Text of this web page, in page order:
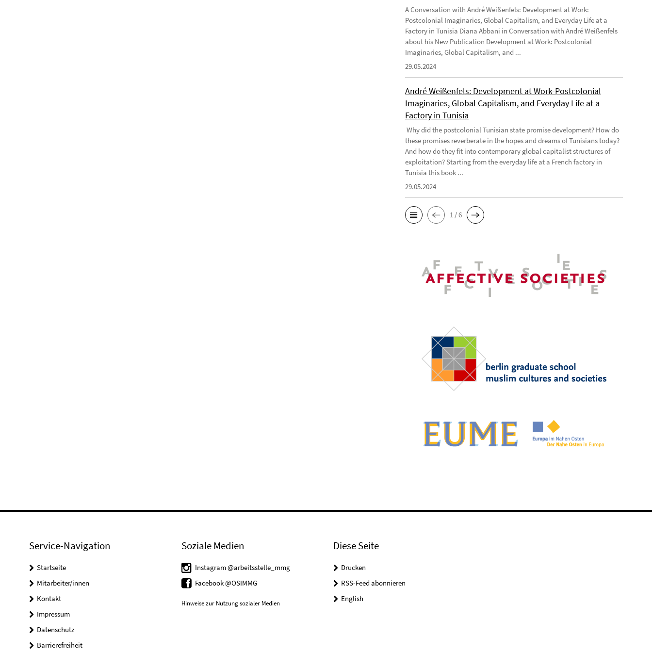
A Conversation with André Weißenfels: Development at Work:
Postcolonial Imaginaries, Global Capitalism, and Everyday Life at a
Factory in Tunisia Diana Abbani in Conversation with André Weißenfels
about his New Publication Development at Work: Postcolonial
Imaginaries, Global Capitalism, and ...
29.05.2024
André Weißenfels: Development at Work-Postcolonial
Imaginaries, Global Capitalism, and Everyday Life at a
Factory in Tunisia
Why did the postcolonial Tunisian state promise development? How do
these promises reverberate in the hopes and dreams of Tunisians today?
And how do they fit into contemporary global capitalist structures of
exploitation? Starting from the everyday life at a French factory in
Tunisia this book ...
29.05.2024
1 / 6
Service-Navigation
Startseite
Mitarbeiter/innen
Kontakt
Impressum
Datenschutz
Barrierefreiheit
Soziale Medien
Instagram @arbeitsstelle_mmg
Facebook @OSIMMG
Hinweise zur Nutzung sozialer Medien
Diese Seite
Drucken
RSS-Feed abonnieren
English